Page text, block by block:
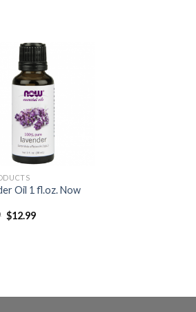
Wishlist
Oil 1 fl.oz. Now
$12.99